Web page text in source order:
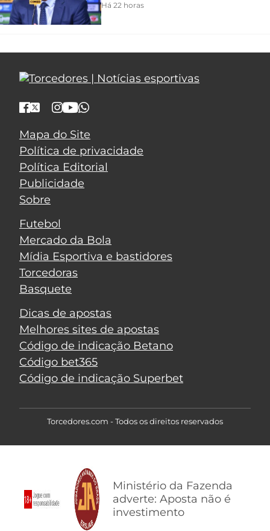
Há 22 horas
Mapa do Site
Política de privacidade
Política Editorial
Publicidade
Sobre
Futebol
Mercado da Bola
Mídia Esportiva e bastidores
Torcedoras
Basquete
Dicas de apostas
Melhores sites de apostas
Código de indicação Betano
Código bet365
Código de indicação Superbet
Torcedores.com - Todos os direitos reservados
Ministério da Fazenda
adverte: Aposta não é
investimento